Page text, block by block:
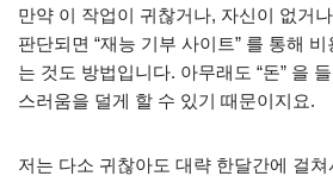
만약 이 작업이 귀찮거나, 자신이 없거
판단되면 “재능 기부 사이트” 를 통해
는 것도 방법입니다. 아무래도 “돈” 을
스러움을 덜게 할 수 있기 때문이지요.
저는 다소 귀찮아도 대략 한달간에 걸쳐